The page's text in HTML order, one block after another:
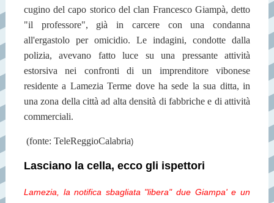
cugino del capo storico del clan Francesco Giampà, detto
"il professore", già in carcere con una condanna
all'ergastolo per omicidio. Le indagini, condotte dalla
polizia, avevano fatto luce su una pressante attività
estorsiva nei confronti di un imprenditore vibonese
residente a Lamezia Terme dove ha sede la sua ditta, in
una zona della città ad alta densità di fabbriche e di attività
commerciali.
(fonte: TeleReggioCalabria)
Lasciano la cella, ecco gli ispettori
Lamezia, la notifica sbagliata "libera" due Giampa' e un